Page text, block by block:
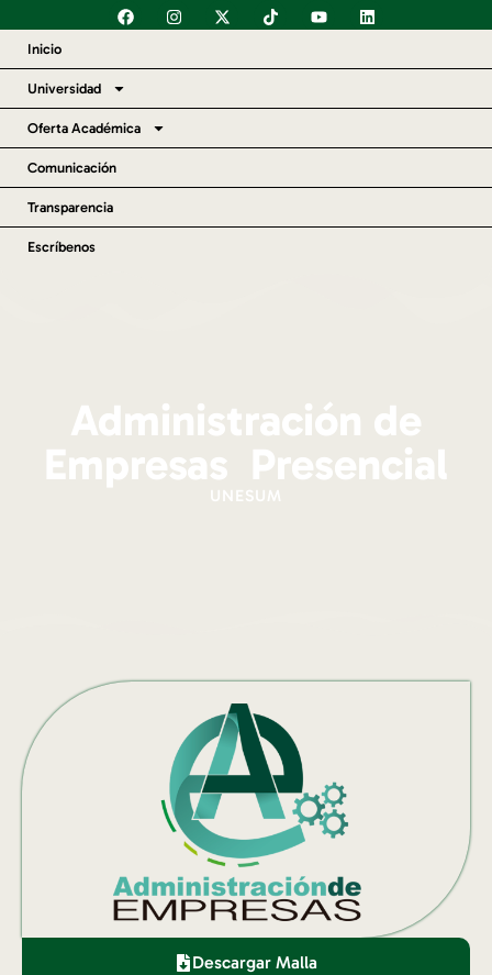
Inicio
Universidad
Oferta Académica
Comunicación
Transparencia
Escríbenos
Administración de
Empresas Presencial
UNESUM
Descargar Malla